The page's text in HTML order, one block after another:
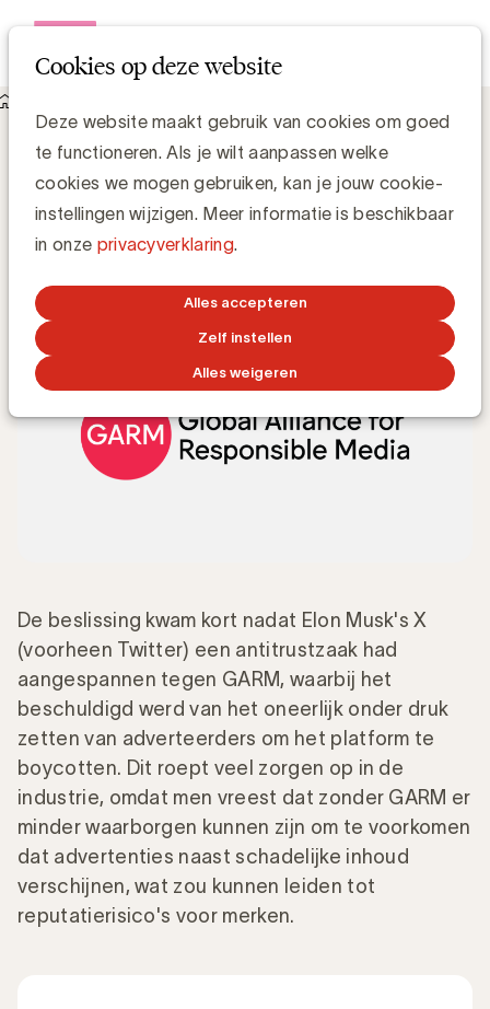
Cookies op deze website
Deze website maakt gebruik van cookies om goed
te functioneren. Als je wilt aanpassen welke
cookies we mogen gebruiken, kan je jouw cookie-
instellingen wijzigen. Meer informatie is beschikbaar
in onze privacyverklaring.
Alles accepteren
Zelf instellen
Alles weigeren
WFA kondigt het einde van GARM aan
Luc Eeckhout, Manager Media & Agencies
16 AUGUSTUS 2024
De beslissing kwam kort nadat Elon Musk's X
(voorheen Twitter) een antitrustzaak had
aangespannen tegen GARM, waarbij het
beschuldigd werd van het oneerlijk onder druk
zetten van adverteerders om het platform te
boycotten. Dit roept veel zorgen op in de
industrie, omdat men vreest dat zonder GARM er
minder waarborgen kunnen zijn om te voorkomen
dat advertenties naast schadelijke inhoud
verschijnen, wat zou kunnen leiden tot
reputatierisico's voor merken.